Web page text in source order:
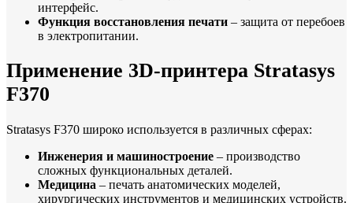
интерфейс.
Функция восстановления печати – защита от перебоев
в электропитании.
Применение 3D-принтера Stratasys
F370
Stratasys F370 широко используется в различных сферах:
Инженерия и машиностроение – производство
сложных функциональных деталей.
Медицина – печать анатомических моделей,
хирургических инструментов и медицинских устройств.